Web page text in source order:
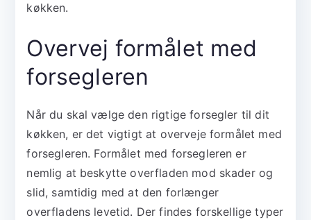
køkken.
Overvej formålet med
forsegleren
Når du skal vælge den rigtige forsegler til dit
køkken, er det vigtigt at overveje formålet med
forsegleren. Formålet med forsegleren er
nemlig at beskytte overfladen mod skader og
slid, samtidig med at den forlænger
overfladens levetid. Der findes forskellige typer